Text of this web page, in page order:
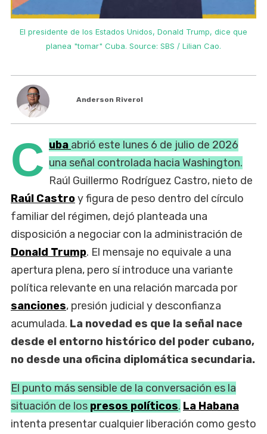
El presidente de los Estados Unidos, Donald Trump, dice que
planea "tomar" Cuba. Source: SBS / Lilian Cao.
Anderson Riverol
C uba abrió este lunes 6 de julio de 2026
una señal controlada hacia Washington.
Raúl Guillermo Rodríguez Castro, nieto de
Raúl Castroy figura de peso dentro del círculo
familiar del régimen, dejó planteada una
disposición a negociar con la administración de
Donald Trump. El mensaje no equivale a una
apertura plena, pero sí introduce una variante
política relevante en una relación marcada por
sanciones, presión judicial y desconfianza
acumulada. La novedad es que la señal nace
desde el entorno histórico del poder cubano,
no desde una oficina diplomática secundaria.
El punto más sensible de la conversación es la
situación de los presos políticos. La Habana
intenta presentar cualquier liberación como gesto